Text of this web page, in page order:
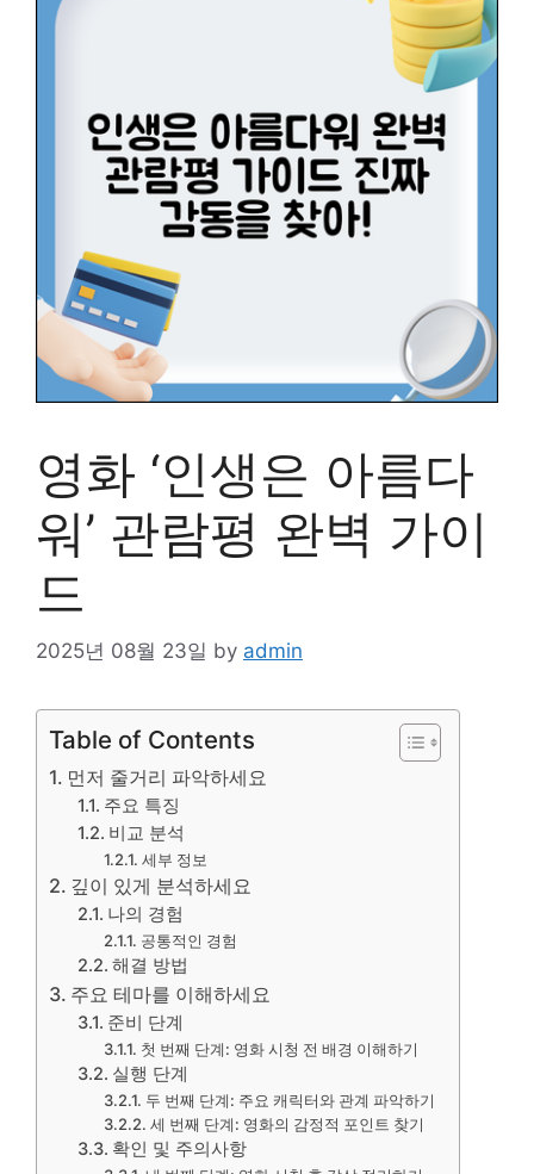
영화 ‘인생은 아름다
워’ 관람평 완벽 가이
드
2025년 08월 23일 by admin
Table of Contents
먼저 줄거리 파악하세요
주요 특징
비교 분석
세부 정보
깊이 있게 분석하세요
나의 경험
공통적인 경험
해결 방법
주요 테마를 이해하세요
준비 단계
첫 번째 단계: 영화 시청 전 배경 이해하기
실행 단계
두 번째 단계: 주요 캐릭터와 관계 파악하기
세 번째 단계: 영화의 감정적 포인트 찾기
확인 및 주의사항